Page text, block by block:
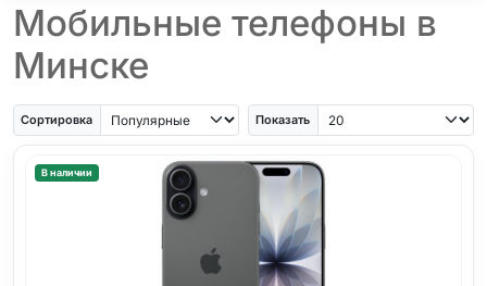
Мобильные телефоны в
Минске
iPhone AiriPhone SESamsung Galaxy A56Samsung Galaxy A57 iPhone 17
Сортировка Показать
В наличии